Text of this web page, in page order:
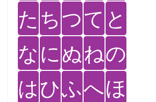
た ちつて と
なにぬねの
はひふへほ